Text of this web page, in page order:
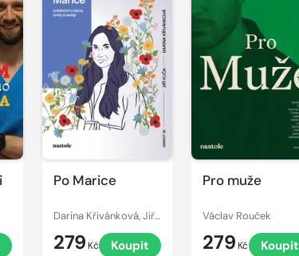
Po Marice
Darina Křivánková, Jiří Kuča
279 Kč Koupit
Pro muže
Václav Rouček
279 Kč Koupit